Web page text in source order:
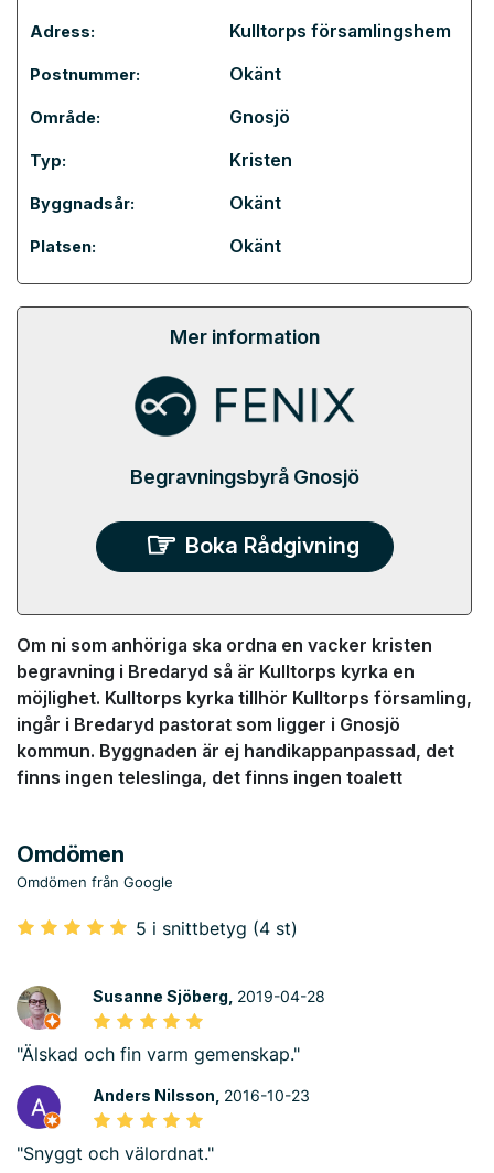
Adress: Kulltorps församlingshem
Postnummer: Okänt
Område: Gnosjö
Typ: Kristen
Byggnadsår: Okänt
Platsen: Okänt
Mer information
Begravningsbyrå Gnosjö
Boka Rådgivning
Om ni som anhöriga ska ordna en vacker kristen
begravning i Bredaryd så är Kulltorps kyrka en
möjlighet. Kulltorps kyrka tillhör Kulltorps församling,
ingår i Bredaryd pastorat som ligger i Gnosjö
kommun. Byggnaden är ej handikappanpassad, det
finns ingen teleslinga, det finns ingen toalett
Omdömen
Omdömen från Google
5 i snittbetyg (4 st)
Susanne Sjöberg, 2019-04-28
"Älskad och fin varm gemenskap."
Anders Nilsson, 2016-10-23
"Snyggt och välordnat."